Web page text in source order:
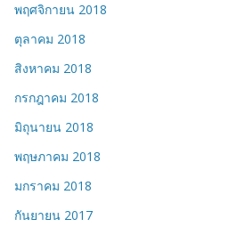
พฤศจิกายน 2018
ตุลาคม 2018
สิงหาคม 2018
กรกฎาคม 2018
มิถุนายน 2018
พฤษภาคม 2018
มกราคม 2018
กันยายน 2017